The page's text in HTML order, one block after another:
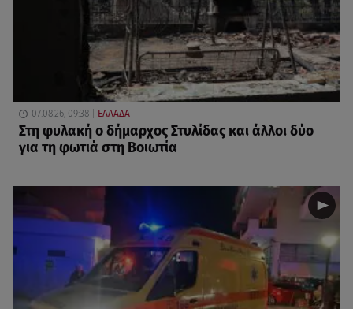
07.08.26, 09:38 ΕΛΛΑΔΑ
Στη φυλακή ο δήμαρχος Στυλίδας και άλλοι δύο
για τη φωτιά στη Βοιωτία